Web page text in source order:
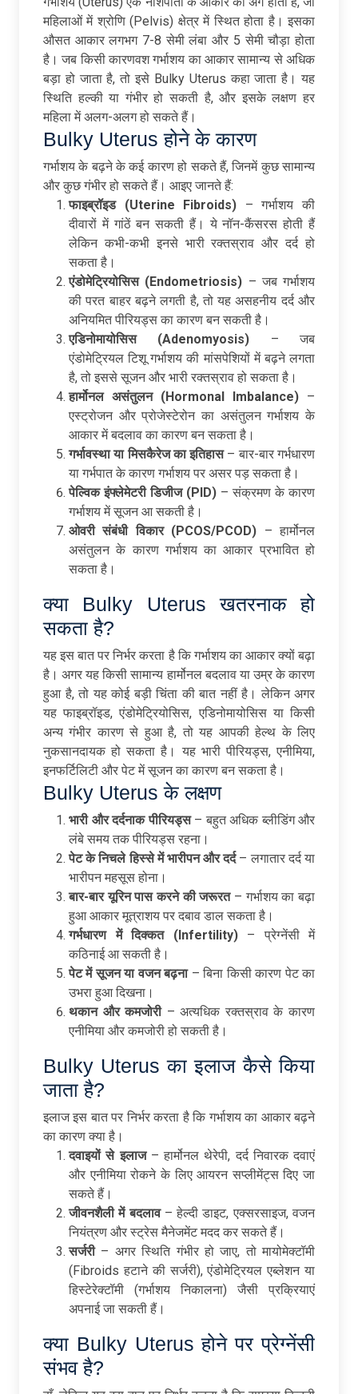
महिलाओं में श्रोणि (Pelvis) क्षेत्र में स्थित होता है। इसका
औसत आकार लगभग 7-8 सेमी लंबा और 5 सेमी चौड़ा होता
है। जब किसी कारणवश गर्भाशय का आकार सामान्य से अधिक
बड़ा हो जाता है, तो इसे Bulky Uterus कहा जाता है। यह
स्थिति हल्की या गंभीर हो सकती है, और इसके लक्षण हर
महिला में अलग-अलग हो सकते हैं।
Bulky Uterus होने के कारण
गर्भाशय के बढ़ने के कई कारण हो सकते हैं, जिनमें कुछ सामान्य
और कुछ गंभीर हो सकते हैं। आइए जानते हैं:
फाइब्रॉइड (Uterine Fibroids) – गर्भाशय की
दीवारों में गांठें बन सकती हैं। ये नॉन-कैंसरस होती हैं
लेकिन कभी-कभी इनसे भारी रक्तस्राव और दर्द हो
सकता है।
एंडोमेट्रियोसिस (Endometriosis) – जब गर्भाशय
की परत बाहर बढ़ने लगती है, तो यह असहनीय दर्द और
अनियमित पीरियड्स का कारण बन सकती है।
एडिनोमायोसिस (Adenomyosis) – जब
एंडोमेट्रियल टिशू गर्भाशय की मांसपेशियों में बढ़ने लगता
है, तो इससे सूजन और भारी रक्तस्राव हो सकता है।
हार्मोनल असंतुलन (Hormonal Imbalance) –
एस्ट्रोजन और प्रोजेस्टेरोन का असंतुलन गर्भाशय के
आकार में बदलाव का कारण बन सकता है।
गर्भावस्थायामिसकैरेजकाइतिहास– बार-बार गर्भधारण
या गर्भपात के कारण गर्भाशय पर असर पड़ सकता है।
पेल्विकइंफ्लेमेटरीडिजीज (PID) – संक्रमण के कारण
गर्भाशय में सूजन आ सकती है।
ओवरीसंबंधीविकार (PCOS/PCOD) – हार्मोनल
असंतुलन के कारण गर्भाशय का आकार प्रभावित हो
सकता है।
क्या Bulky Uterus खतरनाक हो
सकता है?
यह इस बात पर निर्भर करता है कि गर्भाशय का आकार क्यों बढ़ा
है। अगर यह किसी सामान्य हार्मोनल बदलाव या उम्र के कारण
हुआ है, तो यह कोई बड़ी चिंता की बात नहीं है। लेकिन अगर
यह फाइब्रॉइड, एंडोमेट्रियोसिस, एडिनोमायोसिस या किसी
अन्य गंभीर कारण से हुआ है, तो यह आपकी हेल्थ के लिए
नुकसानदायक हो सकता है। यह भारी पीरियड्स, एनीमिया,
इनफर्टिलिटी और पेट में सूजन का कारण बन सकता है।
Bulky Uterus के लक्षण
भारी औरदर्दनाकपीरियड्स– बहुत अधिक ब्लीडिंग और
लंबे समय तक पीरियड्स रहना।
पेटकेनिचलेहिस्सेमेंभारीपनऔरदर्द– लगातार दर्द या
भारीपन महसूस होना।
बार-बारयूरिनपासकरनेकीजरूरत– गर्भाशय का बढ़ा
हुआ आकार मूत्राशय पर दबाव डाल सकता है।
गर्भधारणमेंदिक्कत (Infertility)– प्रेग्नेंसी में
कठिनाई आ सकती है।
पेटमेंसूजनयावजनबढ़ना– बिना किसी कारण पेट का
उभरा हुआ दिखना।
थकान औरकमजोरी– अत्यधिक रक्तस्राव के कारण
एनीमिया और कमजोरी हो सकती है।
Bulky Uterus का इलाज कैसे किया
जाता है?
इलाज इस बात पर निर्भर करता है कि गर्भाशय का आकार बढ़ने
का कारण क्या है।
दवाइयोंसेइलाज– हार्मोनल थेरेपी, दर्द निवारक दवाएं
और एनीमिया रोकने के लिए आयरन सप्लीमेंट्स दिए जा
सकते हैं।
जीवनशैलीमेंबदलाव– हेल्दी डाइट, एक्सरसाइज, वजन
नियंत्रण और स्ट्रेस मैनेजमेंट मदद कर सकते हैं।
सर्जरी– अगर स्थिति गंभीर हो जाए, तो मायोमेक्टॉमी
(Fibroids हटाने की सर्जरी), एंडोमेट्रियल एब्लेशन या
हिस्टेरेक्टॉमी (गर्भाशय निकालना) जैसी प्रक्रियाएं
अपनाई जा सकती हैं।
क्या Bulky Uterus होने पर प्रेग्नेंसी
संभव है?